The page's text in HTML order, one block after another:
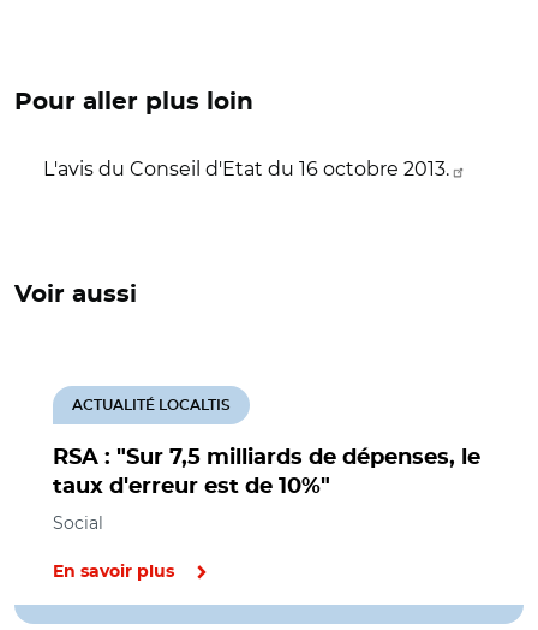
Pour aller plus loin
L'avis du Conseil d'Etat du 16 octobre 2013.
Voir aussi
RSA : "Sur 7,5 milliards de dépenses, le
taux d'erreur est de 10%"
ACTUALITÉ LOCALTIS
Social
En savoir plus